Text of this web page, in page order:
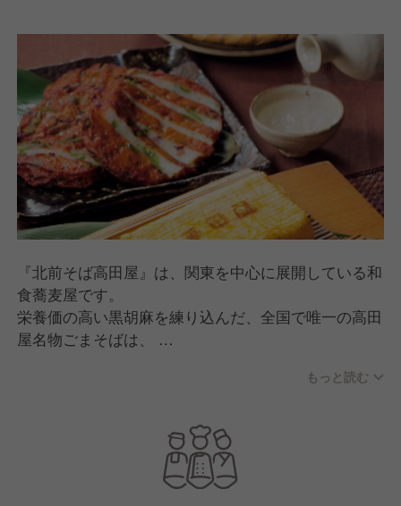
『北前そば高田屋』は、関東を中心に展開している和
食蕎麦屋です。
栄養価の高い黒胡麻を練り込んだ、全国で唯一の高田
屋名物ごまそばは、
今後の店舗発展に向けて、笑顔と活気にあふれた元気
いっぱいのお店作りを目指しています！
もっと読む